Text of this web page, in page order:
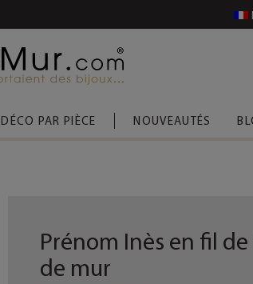
DÉCO PAR PIÈCE NOUVEAUTÉS
Prénom Inès en fil
de mur